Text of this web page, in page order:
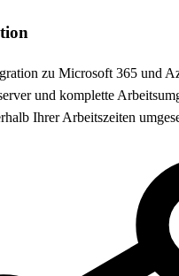
zu Microsoft 365 und
und komplette
Ihrer Arbeitszeiten